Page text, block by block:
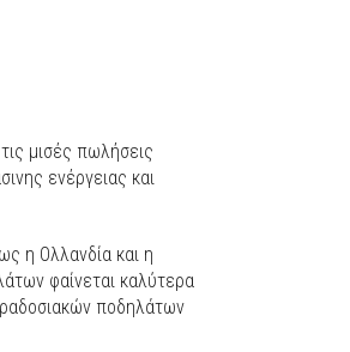
μισές πωλήσεις
ενέργειας και
η Ολλανδία και η
φαίνεται καλύτερα
ποδηλάτων